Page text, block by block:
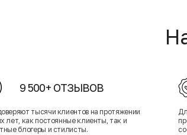
9 500+ ОТЗЫВОВ
тысячи клиентов на протяжении
лет, как постоянные клиенты, так и
блогеры и стилисты.